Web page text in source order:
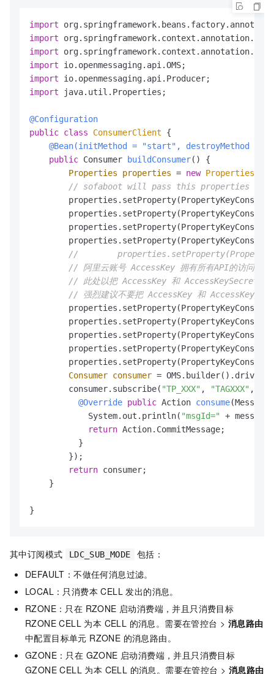
import
import
import
import
import
import java.util.Properties;
@Configuration
public class ConsumerClient {
@Bean(initMethod = "start", destroyMethod =
public Consumer buildConsumer()
{
Properties
properties = new Properties
// sofaboot will pass this properties by
//
// 阿里云账号 AccessKey 拥有所有API的访问权限
// 此处以把 AccessKey 和 AccessKeySecret 保
// 强烈建议不要把 AccessKey 和
Consumer consumer = OMS.builder().driver(
        consumer.subscribe(
"TP_XXX" , "TAGXXX" ,
@Override public Action consume
            System.out.println(
"msgId="
+
return Action.CommitMessage;
          }
        });
return consumer;
    }
}
其中订阅模式 LDC_SUB_MODE
包括：
DEFAULT：不做任何消息过滤。
LOCAL：只消费本 CELL 发出的消息。
RZONE：只在 RZONE 启动消费端，并且只消费目标
RZONE CELL 为本 CELL 的消息。需要在管控台 > 消息路由
中配置目标单元 RZONE 的消息路由。
GZONE：只在 GZONE 启动消费端，并且只消费目标
GZONE CELL 为本 CELL 的消息。需要在管控台 > 消息路由